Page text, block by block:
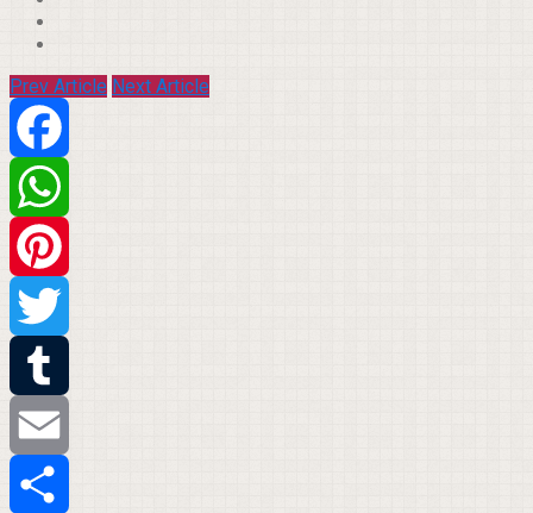
Prev Article Next Article
Facebook
WhatsApp
Pinterest
Twitter
Tumblr
Email